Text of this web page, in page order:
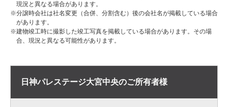
現況と異なる場合があります。
※分譲時会社は社名変更（合併、分割含む）後の会社名が掲載している場合
があります。
※建物竣工時に撮影した竣工写真を掲載している場合があります。その場
合、現況と異なる可能性があります。
日神パレステージ大宮中央のご所有者様